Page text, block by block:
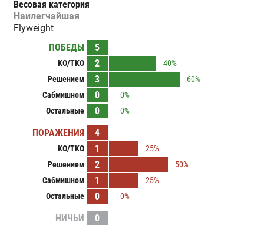
Весовая категория
Наилегчайшая
Flyweight
ПОБЕДЫ
5
KO/TKO 2
40%
Решением
3
60%
Сабмишном
0
0%
Остальные
0 0%
ПОРАЖЕНИЯ 4
KO/TKO 1
25%
Решением
2
50%
Сабмишном
1
25%
Остальные
0 0%
НИЧЬИ
0